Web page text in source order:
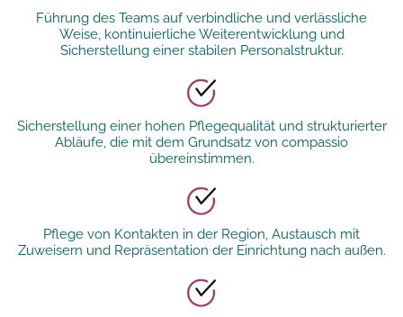
Führung des Teams auf verbindliche und verlässliche
Weise, kontinuierliche Weiterentwicklung und
Sicherstellung einer stabilen Personalstruktur.
Sicherstellung einer hohen Pflegequalität und strukturierter
Abläufe, die mit dem Grundsatz von compassio
übereinstimmen.
Pflege von Kontakten in der Region, Austausch mit
Zuweisern und Repräsentation der Einrichtung nach außen.